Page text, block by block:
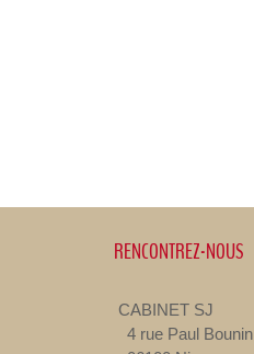
RENCONTREZ-NOUS
CABINET SJ
4 rue Paul Bounin